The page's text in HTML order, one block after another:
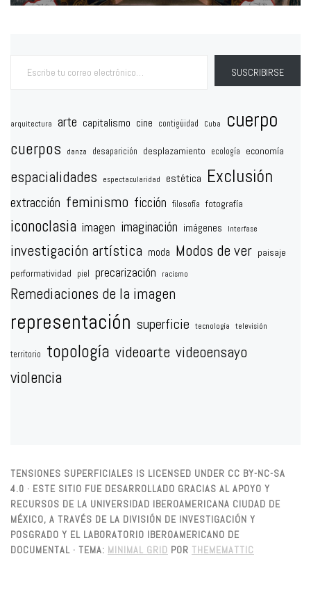
SUSCRIBIRSE
arquitectura arte capitalismo cine contigüidad Cuba cuerpo
cuerpos danza desaparición desplazamiento ecología economía
espacialidades espectacularidad estética Exclusión
extracción feminismo ficción filosofía fotografía
iconoclasia imagen imaginación imágenes Interfase
investigación artística moda Modos de ver paisaje
performatividad
piel precarización racismo
Remediaciones de la imagen
representación superficie tecnología televisión
territorio topología videoarte videoensayo
violencia
TENSIONES SUPERFICIALES IS LICENSED UNDER CC BY-NC-SA
4.0 · ESTE SITIO FUE DESARROLLADO GRACIAS AL APOYO Y
RECURSOS DE LA UNIVERSIDAD IBEROAMERICANA CIUDAD DE
MÉXICO, A TRAVÉS DE LA DIVISIÓN DE INVESTIGACIÓN Y
POSGRADO Y EL LABORATORIO IBEROAMERICANO DE
DOCUMENTAL · TEMA: MINIMAL GRID POR THEMEMATTIC